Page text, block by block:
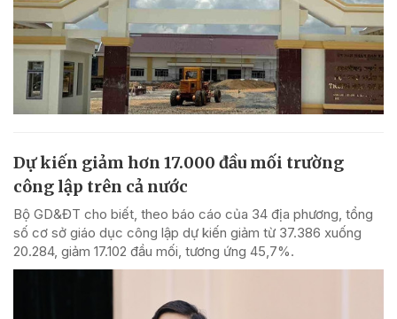
Dự kiến giảm hơn 17.000 đầu mối trường
công lập trên cả nước
Bộ GD&ĐT cho biết, theo báo cáo của 34 địa phương, tổng
số cơ sở giáo dục công lập dự kiến giảm từ 37.386 xuống
20.284, giảm 17.102 đầu mối, tương ứng 45,7%.